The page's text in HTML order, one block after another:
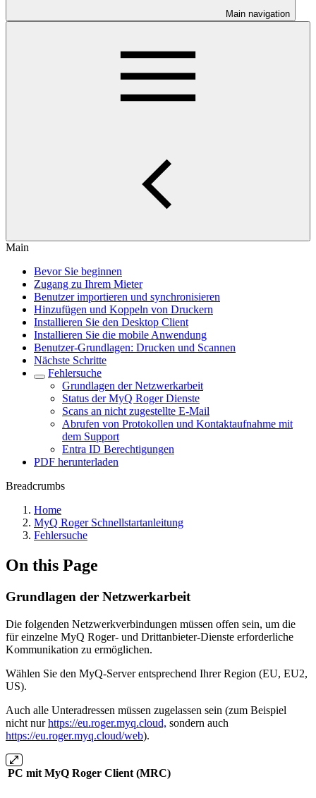
Main navigation
Main
Bevor Sie beginnen
Zugang zu Ihrem Mieter
Benutzer importieren und synchronisieren
Hinzufügen und Koppeln von Druckern
Installieren Sie den Desktop Client
Installieren Sie die mobile Anwendung
Benutzer-Grundlagen: Drucken und Scannen
Nächste Schritte
Fehlersuche
Grundlagen der Netzwerkarbeit
Status der MyQ Roger Dienste
Scans an nicht zugestellte E-Mail
Abrufen von Protokollen und Kontaktaufnahme mit
dem Support
Entra ID Berechtigungen
PDF herunterladen
Breadcrumbs
Home
MyQ Roger Schnellstartanleitung
Fehlersuche
On this Page
Grundlagen der Netzwerkarbeit
Die folgenden Netzwerkverbindungen müssen offen sein, um die
für einzelne MyQ Roger- und Drittanbieter-Dienste erforderliche
Kommunikation zu ermöglichen.
Wählen Sie den MyQ-Server entsprechend Ihrer Region (EU, EU2,
US).
Auch alle Unteradressen müssen zugelassen sein (zum Beispiel
nicht nurhttps://eu.roger.myq.cloud, sondern auch
https://eu.roger.myq.cloud/web).
PC mit MyQ Roger Client (MRC)